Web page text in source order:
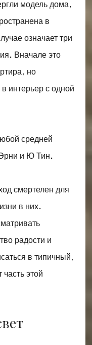
модель дома,
в
означает три
Вначале это
но
интерьер с одной
средней
и Ю Тин.
смертелен для
в них.
радости и
в типичный,
этой